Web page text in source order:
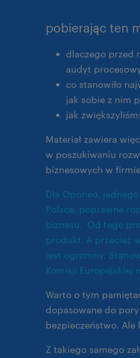
pobierając ten
dlaczego przed
audyt
co stanowiło
jak sobie z nim
jak
Materiał zawiera
w poszukiwaniu
biznesowych w
Dla Oponeo,
Polsce, poprawne
biznesu. Od tego
produkt. A przecież
jest ogromny.
Komisji Europejskiej
Warto o tym
dopasowane do
bezpieczeństwo. Ale
Z takiego samego